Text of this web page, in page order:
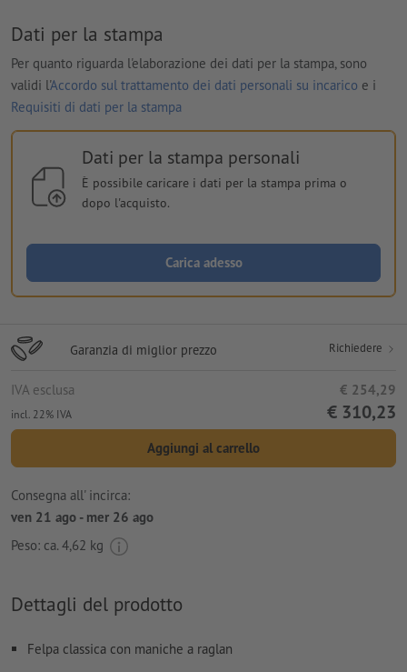
Dati per la stampa
Per quanto riguarda l'elaborazione dei dati per la stampa, sono
validi l'Accordo sul trattamento dei dati personali su incarico e i
Requisiti di dati per la stampa
Dati per la stampa personali
È possibile caricare i dati per la stampa prima o
dopo l'acquisto.
Carica adesso
Garanzia di miglior prezzo Richiedere
IVA esclusa € 254,29
incl. 22% IVA € 310,23
Aggiungi al carrello
Consegna all' incirca:
ven 21 ago - mer 26 ago
Peso: ca. 4,62 kg
Dettagli del prodotto
Felpa classica con maniche a raglan